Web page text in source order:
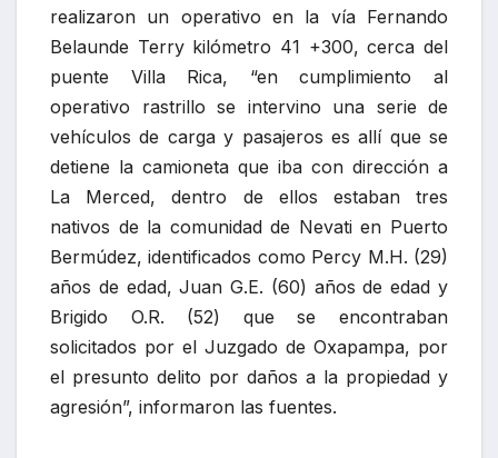
realizaron un operativo en la vía Fernando
Belaunde Terry kilómetro 41 +300, cerca del
puente Villa Rica, “en cumplimiento al
operativo rastrillo se intervino una serie de
vehículos de carga y pasajeros es allí que se
detiene la camioneta que iba con dirección a
La Merced, dentro de ellos estaban tres
nativos de la comunidad de Nevati en Puerto
Bermúdez, identificados como Percy M.H. (29)
años de edad, Juan G.E. (60) años de edad y
Brigido O.R. (52) que se encontraban
solicitados por el Juzgado de Oxapampa, por
el presunto delito por daños a la propiedad y
agresión”, informaron las fuentes.